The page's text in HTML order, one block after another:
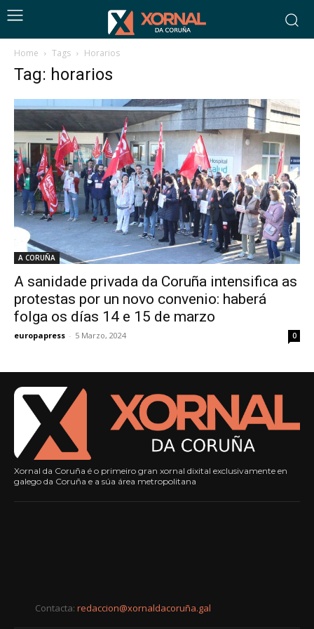
Home Tags Horarios
Tag: horarios
A CORUÑA
A sanidade privada da Coruña intensifica as
protestas por un novo convenio: haberá
folga os días 14 e 15 de marzo
europapress - 5 Marzo, 2024 0
Xornal da Coruña é o primeiro gran xornal dixital exclusivamente en
galego da Coruña e a súa área metropolitana
Contacta: redaccion@xornaldacoruña.gal